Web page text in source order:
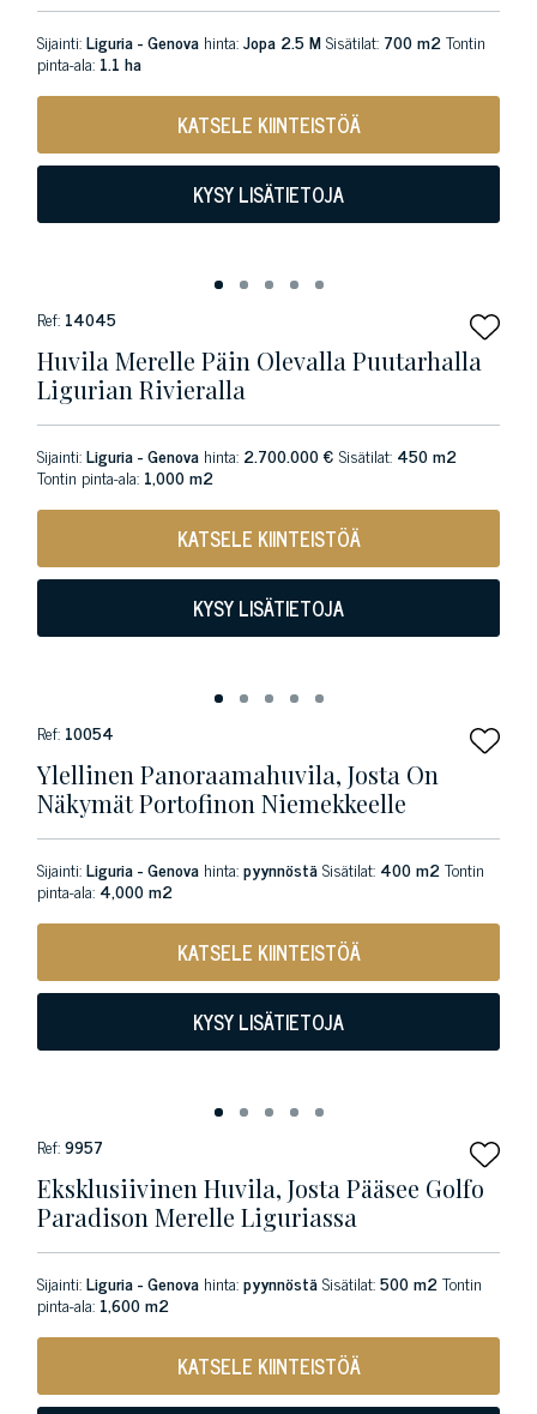
Sijainti:Liguria - Genova hinta:Jopa 2.5 MSisätilat: 700 m2Tontin
pinta-ala: 1.1 ha
KATSELE KIINTEISTÖÄ
KYSY LISÄTIETOJA
Ref: 14045
Huvila Merelle Päin Olevalla Puutarhalla
Ligurian Rivieralla
Sijainti:Liguria - Genova hinta: 2.700.000 € Sisätilat: 450 m2
Tontin pinta-ala: 1,000 m2
KATSELE KIINTEISTÖÄ
KYSY LISÄTIETOJA
Ref: 10054
Ylellinen Panoraamahuvila, Josta On
Näkymät Portofinon Niemekkeelle
Sijainti:Liguria - Genova hinta:pyynnöstäSisätilat: 400 m2Tontin
pinta-ala: 4,000 m2
KATSELE KIINTEISTÖÄ
KYSY LISÄTIETOJA
Ref:9957
Eksklusiivinen Huvila, Josta Pääsee Golfo
Paradison Merelle Liguriassa
Sijainti:Liguria - Genova hinta:pyynnöstäSisätilat:500 m2Tontin
pinta-ala: 1,600 m2
KATSELE KIINTEISTÖÄ